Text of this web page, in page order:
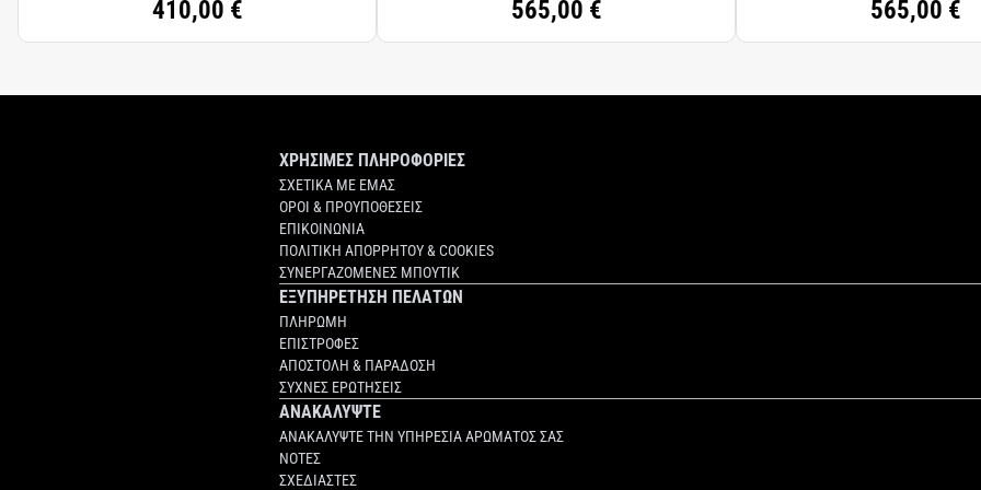
410,00 € 565,00 € 565,00 €
ΧΡΗΣΙΜΕΣ ΠΛΗΡΟΦΟΡΙΕΣ
ΣΧΕΤΙΚΑ ΜΕ ΕΜΑΣ
ΟΡΟΙ & ΠΡΟΥΠΟΘΕΣΕΙΣ
ΕΠΙΚΟΙΝΩΝΙΑ
ΠΟΛΙΤΙΚΗ ΑΠΟΡΡΗΤΟΥ & COOKIES
ΣΥΝΕΡΓΑΖΟΜΕΝΕΣ ΜΠΟΥΤΙΚ
ΕΞΥΠΗΡΕΤΗΣΗ ΠΕΛΑΤΩΝ
ΠΛΗΡΩΜΗ
ΕΠΙΣΤΡΟΦΕΣ
ΑΠΟΣΤΟΛΗ & ΠΑΡΑΔΟΣΗ
ΣΥΧΝΕΣ ΕΡΩΤΗΣΕΙΣ
ΑΝΑΚΑΛΥΨΤΕ
ΑΝΑΚΑΛΥΨΤΕ ΤΗΝ ΥΠΗΡΕΣΙΑ ΑΡΩΜΑΤΟΣ ΣΑΣ
ΝΟΤΕΣ
ΣΧΕΔΙΑΣΤΕΣ